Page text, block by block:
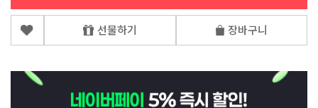
선물하기 장바구니